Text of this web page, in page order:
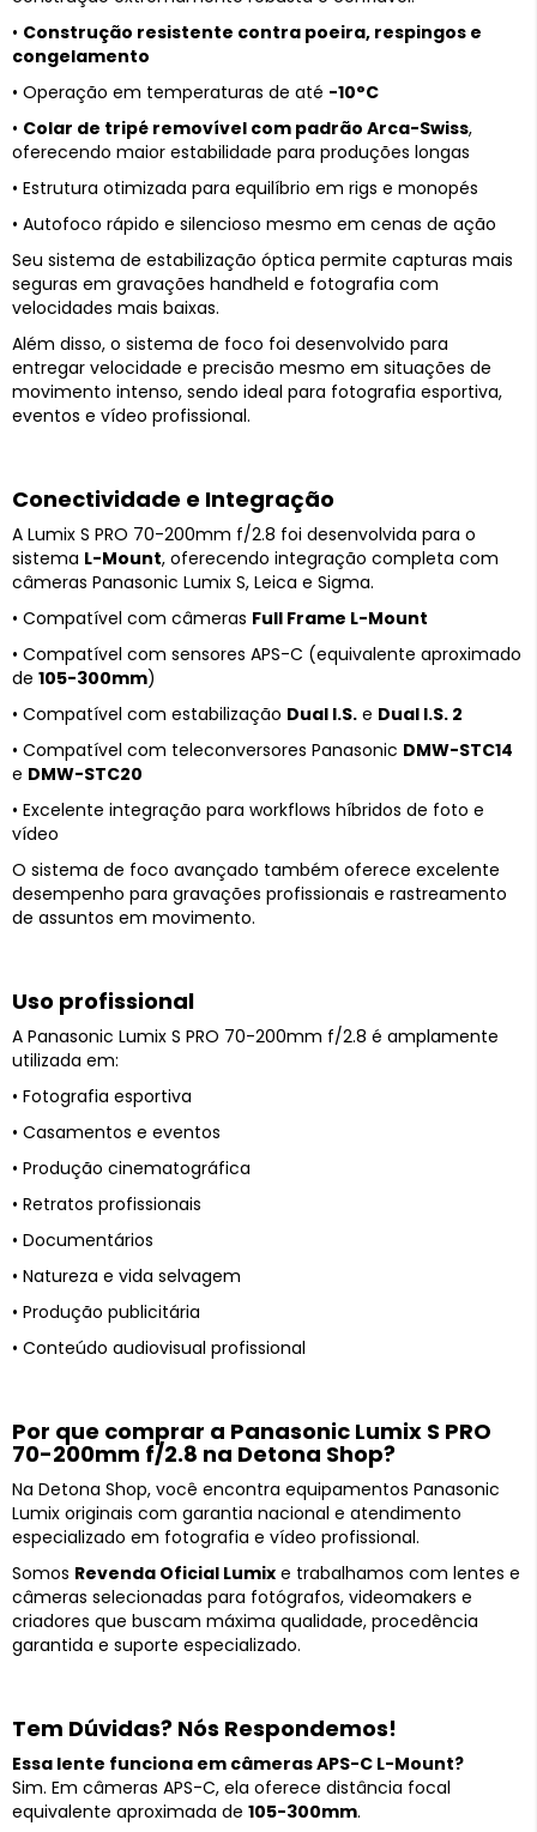
• Construção resistente contra poeira, respingos e
congelamento
• Operação em temperaturas de até -10°C
• Colar de tripé removível com padrão Arca-Swiss,
oferecendo maior estabilidade para produções longas
• Estrutura otimizada para equilíbrio em rigs e monopés
• Autofoco rápido e silencioso mesmo em cenas de ação
Seu sistema de estabilização óptica permite capturas mais
seguras em gravações handheld e fotografia com
velocidades mais baixas.
Além disso, o sistema de foco foi desenvolvido para
entregar velocidade e precisão mesmo em situações de
movimento intenso, sendo ideal para fotografia esportiva,
eventos e vídeo profissional.
Conectividade e Integração
A Lumix S PRO 70-200mm f/2.8 foi desenvolvida para o
sistema L-Mount, oferecendo integração completa com
câmeras Panasonic Lumix S, Leica e Sigma.
• Compatível com câmeras Full Frame L-Mount
• Compatível com sensores APS-C (equivalente aproximado
de 105-300mm)
• Compatível com estabilização Dual I.S. e Dual I.S. 2
• Compatível com teleconversores Panasonic DMW-STC14
e DMW-STC20
• Excelente integração para workflows híbridos de foto e
vídeo
O sistema de foco avançado também oferece excelente
desempenho para gravações profissionais e rastreamento
de assuntos em movimento.
Uso profissional
A Panasonic Lumix S PRO 70-200mm f/2.8 é amplamente
utilizada em:
• Fotografia esportiva
• Casamentos e eventos
• Produção cinematográfica
• Retratos profissionais
• Documentários
• Natureza e vida selvagem
• Produção publicitária
• Conteúdo audiovisual profissional
Por que comprar a Panasonic Lumix S PRO
70-200mm f/2.8 na Detona Shop?
Na Detona Shop, você encontra equipamentos Panasonic
Lumix originais com garantia nacional e atendimento
especializado em fotografia e vídeo profissional.
Somos Revenda Oficial Lumix e trabalhamos com lentes e
câmeras selecionadas para fotógrafos, videomakers e
criadores que buscam máxima qualidade, procedência
garantida e suporte especializado.
Tem Dúvidas? Nós Respondemos!
Essa lente funciona em câmeras APS-C L-Mount?
Sim. Em câmeras APS-C, ela oferece distância focal
equivalente aproximada de 105-300mm.